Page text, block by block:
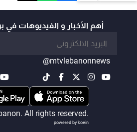
أهم الأخبار و الفيديوهات في
@mtvlebanonnews
All rights reserved.
powered by koein